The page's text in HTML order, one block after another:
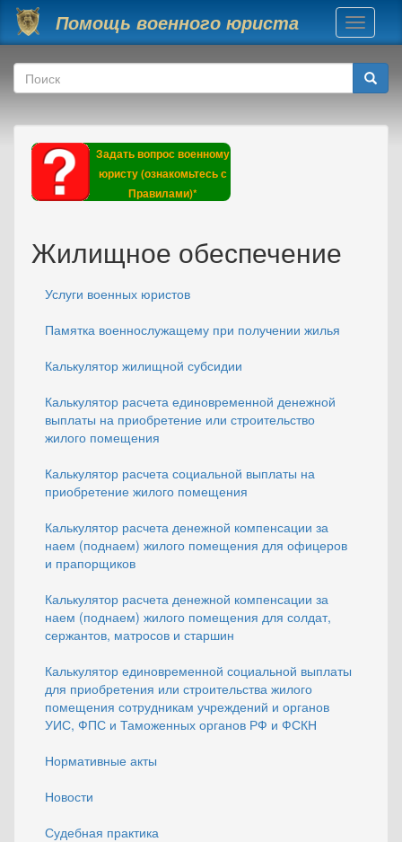
Перейти к основному содержанию
Помощь военного юриста
Toggle
Форма поиска
Поиск
Задать вопрос военному
юристу (ознакомьтесь с
Правилами)*
Жилищное обеспечение
Услуги военных юристов
Памятка военнослужащему при получении жилья
Калькулятор жилищной субсидии
Калькулятор расчета единовременной денежной
выплаты на приобретение или строительство
жилого помещения
Калькулятор расчета социальной выплаты на
приобретение жилого помещения
Калькулятор расчета денежной компенсации за
наем (поднаем) жилого помещения для офицеров
и прапорщиков
Калькулятор расчета денежной компенсации за
наем (поднаем) жилого помещения для солдат,
сержантов, матросов и старшин
Калькулятор единовременной социальной выплаты
для приобретения или строительства жилого
помещения сотрудникам учреждений и органов
УИС, ФПС и Таможенных органов РФ и ФСКН
Нормативные акты
Новости
Судебная практика